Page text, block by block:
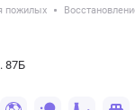
пожилых
87Б